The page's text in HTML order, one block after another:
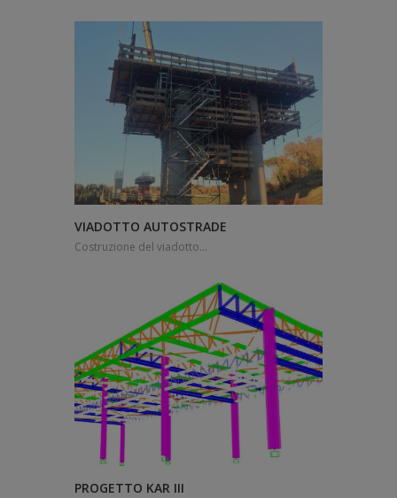
VIADOTTO AUTOSTRADE
Costruzione del viadotto...
PROGETTO KAR III